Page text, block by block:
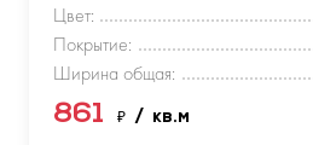
Цвет:
Покрытие:
Ширина общая:
861 ₽ / кв.м